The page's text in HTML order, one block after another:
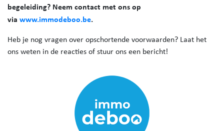
begeleiding? Neem contact met ons op
via www.immodeboo.be.
Heb je nog vragen over opschortende voorwaarden? Laat het
ons weten in de reacties of stuur ons een bericht!